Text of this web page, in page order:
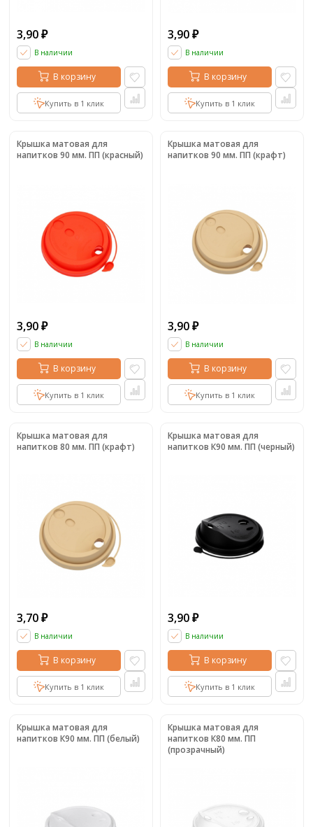
3,90 ₽
В наличии
В корзину
Купить в 1 клик
3,90 ₽
В наличии
В корзину
Купить в 1 клик
Крышка матовая для
напитков 90 мм. ПП (красный)
3,90 ₽
В наличии
В корзину
Купить в 1 клик
Крышка матовая для
напитков 90 мм. ПП (крафт)
3,90 ₽
В наличии
В корзину
Купить в 1 клик
Крышка матовая для
напитков 80 мм. ПП (крафт)
3,70 ₽
В наличии
В корзину
Купить в 1 клик
Крышка матовая для
напитков К90 мм. ПП (черный)
3,90 ₽
В наличии
В корзину
Купить в 1 клик
Крышка матовая для
напитков К90 мм. ПП (белый)
Крышка матовая для
напитков К80 мм. ПП
(прозрачный)